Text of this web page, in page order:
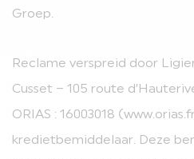
Groep.
Reclame verspreid door
Cusset – 105 route
ORIAS : 16003018
kredietbemiddelaar. Deze